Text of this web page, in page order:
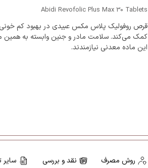
Abidi Revofolic Plus Max 30 Tablets
قرص روفولیک پلاس مکس عبیدی در بهبود کم خونی
کمک می‌کند. سلامت مادر و جنین وابسته به همین
این ماده معدنی نیازمندند.
روش مصرف نقد و بررسی